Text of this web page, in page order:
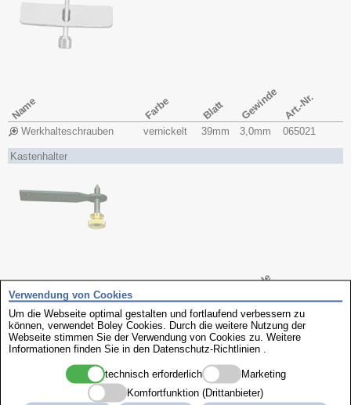
Name Farbe Blatt Gewinde Art.-Nr.
Werkhalteschrauben vernickelt 39mm 3,0mm 065021
Kastenhalter
Name Farbe Blatt Gewinde Art.-Nr.
Kastenhalter Brüniert 50x​14mm 3,5mm 065024
Kastenhalter
Verwendung von Cookies
Um die Webseite optimal gestalten und fortlaufend verbessern zu
können, verwendet Boley Cookies. Durch die weitere Nutzung der
Webseite stimmen Sie der Verwendung von Cookies zu. Weitere
Informationen finden Sie in den Datenschutz-Richtlinien
technisch erforderlich
Marketing
Komfortfunktion (Drittanbieter)